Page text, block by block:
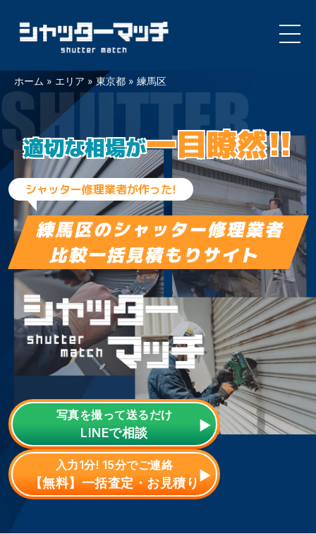
Skip
to
content
ホーム » エリア » 東京都 » 練馬区
適切な相場が一目瞭然!!
シャッター修理業者が作った!
練馬区のシャッター修理業者
比較一括見積もりサイト
写真を撮って送るだけ
LINEで相談
入力1分! 15分でご連絡
【無料】一括査定・お見積り